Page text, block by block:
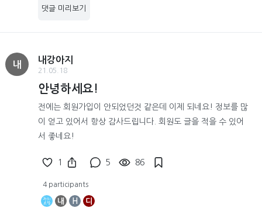
댓글 미리보기
내
내강아지
21.05.18
안녕하세요!
전에는 회원가입이 안되었던것 같은데 이제 되네요! 정보를 많
이 얻고 있어서 항상 감사드립니다. 회원도 글을 적을 수 있어
서 좋네요!
1 5 86
4 participants
내 H 디